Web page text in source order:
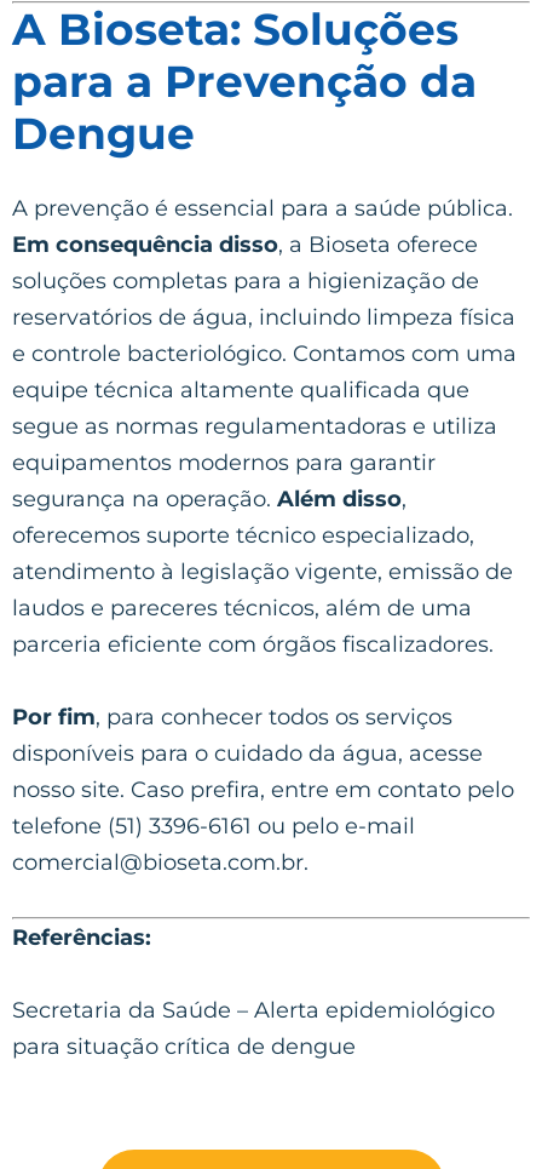
A Bioseta: Soluções
para a Prevenção da
Dengue
A prevenção é essencial para a saúde pública.
Em consequência disso, a Bioseta oferece
soluções completas para a higienização de
reservatórios de água, incluindo limpeza física
e controle bacteriológico. Contamos com uma
equipe técnica altamente qualificada que
segue as normas regulamentadoras e utiliza
equipamentos modernos para garantir
segurança na operação. Além disso,
oferecemos suporte técnico especializado,
atendimento à legislação vigente, emissão de
laudos e pareceres técnicos, além de uma
parceria eficiente com órgãos fiscalizadores.
Por fim, para conhecer todos os serviços
disponíveis para o cuidado da água, acesse
nosso site. Caso prefira, entre em contato pelo
telefone (51) 3396-6161 ou pelo e-mail
comercial@bioseta.com.br.
Referências:
Secretaria da Saúde – Alerta epidemiológico
para situação crítica de dengue